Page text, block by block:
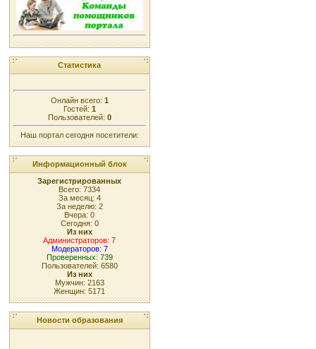
Статистика
Онлайн всего: 1
Гостей: 1
Пользователей: 0
Наш портал сегодня посетители:
Информационный блок
Зарегистрированных
Всего: 7334
За месяц: 4
За неделю: 2
Вчера: 0
Сегодня: 0
Из них
Администраторов: 7
Модераторов: 7
Проверенных: 739
Пользователей: 6580
Из них
Мужчин: 2163
Женщин: 5171
Новости образования